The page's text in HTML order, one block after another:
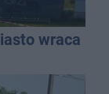
wraca